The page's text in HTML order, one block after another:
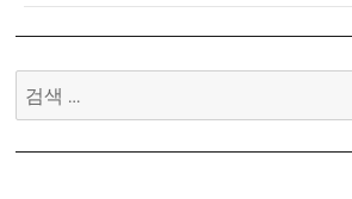
글:
검
색: